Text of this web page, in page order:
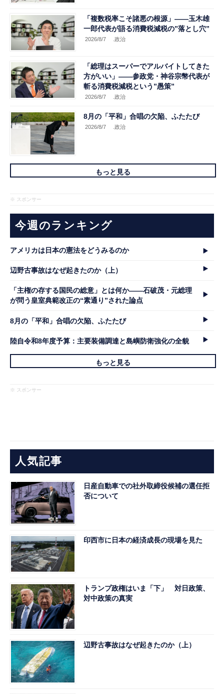
「複数税率こそ諸悪の根源」――玉木雄
一郎代表が語る消費税減税の”落とし穴”
2026/8/7 .政治
「総理はスーパーでアルバイトしてきた
方がいい」――参政党・神谷宗幣代表が
斬る消費税減税という”愚策”
2026/8/7 .政治
8月の「平和」合唱の欠陥、ふたたび
2026/8/7 .政治
もっと見る
※ スポンサー
今週のランキング
アメリカは日本の憲法をどうみるのか
辺野古事故はなぜ起きたのか（上）
「主権の存する国民の総意」とは何か――石破茂・元総理
が問う皇室典範改正の“素通り”された論点
8月の「平和」合唱の欠陥、ふたたび
陸自令和8年度予算：主要装備調達と島嶼防衛強化の全貌
もっと見る
※ スポンサー
人気記事
日産自動車での社外取締役候補の選任拒
否について
印西市に日本の経済成長の現場を見た
トランプ政権はいま「下」 対日政策、
対中政策の真実
辺野古事故はなぜ起きたのか（上）